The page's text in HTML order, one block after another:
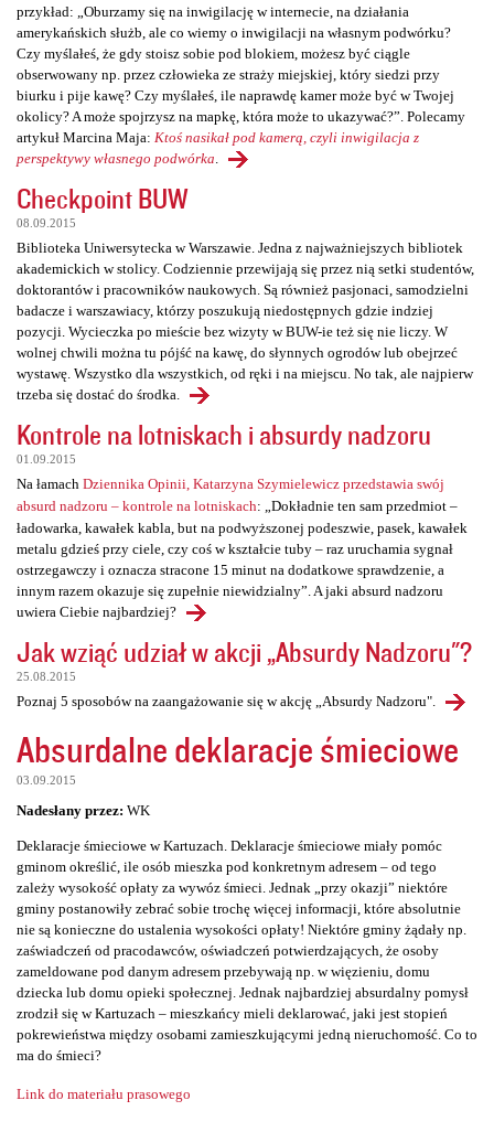
przykład: „Oburzamy się na inwigilację w internecie, na działania
amerykańskich służb, ale co wiemy o inwigilacji na własnym podwórku?
Czy myślałeś, że gdy stoisz sobie pod blokiem, możesz być ciągle
obserwowany np. przez człowieka ze straży miejskiej, który siedzi przy
biurku i pije kawę? Czy myślałeś, ile naprawdę kamer może być w Twojej
okolicy? A może spojrzysz na mapkę, która może to ukazywać?”. Polecamy
artykuł Marcina Maja: Ktoś nasikał pod kamerą, czyli inwigilacja z
perspektywy własnego podwórka
Checkpoint BUW
08.09.2015
Biblioteka Uniwersytecka w Warszawie. Jedna z najważniejszych bibliotek
akademickich w stolicy. Codziennie przewijają się przez nią setki studentów,
doktorantów i pracowników naukowych. Są również pasjonaci, samodzielni
badacze i warszawiacy, którzy poszukują niedostępnych gdzie indziej
pozycji. Wycieczka po mieście bez wizyty w BUW-ie też się nie liczy. W
wolnej chwili można tu pójść na kawę, do słynnych ogrodów lub obejrzeć
wystawę. Wszystko dla wszystkich, od ręki i na miejscu. No tak, ale najpierw
trzeba się dostać do środka.
Kontrole na lotniskach i absurdy nadzoru
01.09.2015
Na łamach Dziennika Opinii, Katarzyna Szymielewicz przedstawia swój
absurd nadzoru – kontrole na lotniskach: „Dokładnie ten sam przedmiot –
ładowarka, kawałek kabla, but na podwyższonej podeszwie, pasek, kawałek
metalu gdzieś przy ciele, czy coś w kształcie tuby – raz uruchamia sygnał
ostrzegawczy i oznacza stracone 15 minut na dodatkowe sprawdzenie, a
innym razem okazuje się zupełnie niewidzialny”. A jaki absurd nadzoru
uwiera Ciebie najbardziej?
Jak wziąć udział w akcji „Absurdy Nadzoru"?
25.08.2015
Poznaj 5 sposobów na zaangażowanie się w akcję „Absurdy Nadzoru".
Absurdalne deklaracje śmieciowe
03.09.2015
Nadesłany przez: WK
Deklaracje śmieciowe w Kartuzach. Deklaracje śmieciowe miały pomóc
gminom określić, ile osób mieszka pod konkretnym adresem – od tego
zależy wysokość opłaty za wywóz śmieci. Jednak „przy okazji” niektóre
gminy postanowiły zebrać sobie trochę więcej informacji, które absolutnie
nie są konieczne do ustalenia wysokości opłaty! Niektóre gminy żądały np.
zaświadczeń od pracodawców, oświadczeń potwierdzających, że osoby
zameldowane pod danym adresem przebywają np. w więzieniu, domu
dziecka lub domu opieki społecznej. Jednak najbardziej absurdalny pomysł
zrodził się w Kartuzach – mieszkańcy mieli deklarować, jaki jest stopień
pokrewieństwa między osobami zamieszkującymi jedną nieruchomość. Co to
ma do śmieci?
Link do materiału prasowego